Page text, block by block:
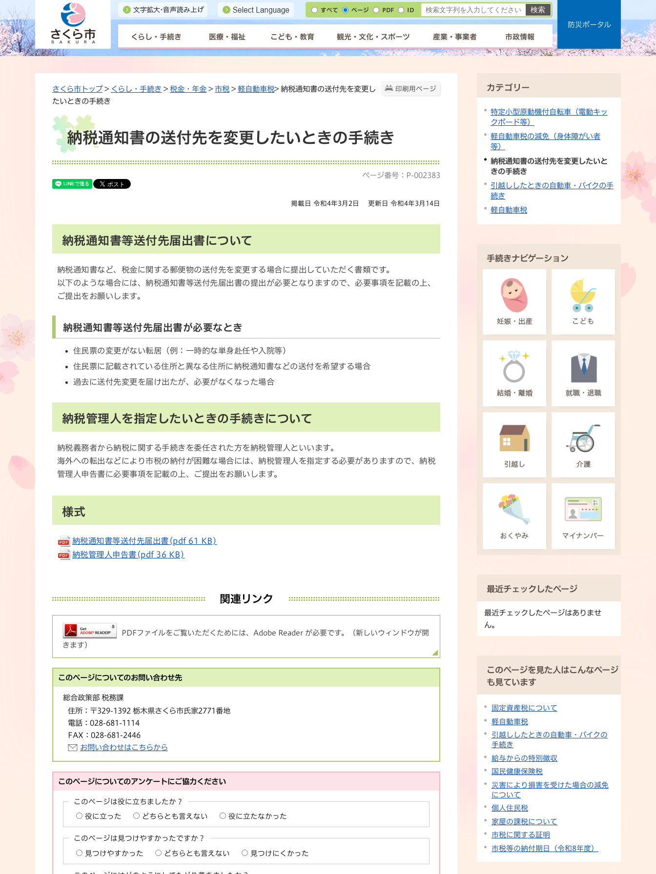
すべて ページ PDF ID
くらし・手続き 医療・福祉 こども・教育 観光・文化・スポーツ 産業・事業者 市政情報
防災ポータル
印刷用ページ
さくら市トップ> くらし・手続き > 税金・年金 > 市税 > 軽自動車税> 納税通知書の送付先を変更し
たいときの手続き
納税通知書の送付先を変更したいときの手続き
ページ番号：P-002383
掲載日 令和4年3月2日 更新日 令和4年3月14日
納税通知書等送付先届出書について
納税通知書など、税金に関する郵便物の送付先を変更する場合に提出していただく書類です。
以下のような場合には、納税通知書等送付先届出書の提出が必要となりますので、必要事項を記載の上、
ご提出をお願いします。
納税通知書等送付先届出書が必要なとき
住民票の変更がない転居（例：一時的な単身赴任や入院等）
住民票に記載されている住所と異なる住所に納税通知書などの送付を希望する場合
過去に送付先変更を届け出たが、必要がなくなった場合
納税管理人を指定したいときの手続きについて
納税義務者から納税に関する手続きを委任された方を納税管理人といいます。
海外への転出などにより市税の納付が困難な場合には、納税管理人を指定する必要がありますので、納税
管理人申告書に必要事項を記載の上、ご提出をお願いします。
様式
納税通知書等送付先届出書(pdf 61 KB)
納税管理人申告書(pdf 36 KB)
関連リンク
PDFファイルをご覧いただくためには、Adobe Reader が必要です。（新しいウィンドウが開
きます）
このページについてのお問い合わせ先
総合政策部 税務課
住所： 〒329-1392 栃木県さくら市氏家2771番地
電話： 028-681-1114
FAX： 028-681-2446
お問い合わせはこちらから
このページについてのアンケートにご協力ください
このページは役に立ちましたか？
役に立った どちらとも言えない 役に立たなかった
このページは見つけやすかったですか？
見つけやすかった どちらとも言えない 見つけにくかった
カテゴリー
特定小型原動機付自転車（電動キッ
クボード等）
軽自動車税の減免（身体障がい者
等）
納税通知書の送付先を変更したいと
きの手続き
引越ししたときの自動車・バイクの手
続き
軽自動車税
手続きナビゲーション
最近チェックしたページ
最近チェックしたページはありませ
ん。
このページを見た人はこんなページ
も見ています
固定資産税について
軽自動車税
引越ししたときの自動車・バイクの
手続き
給与からの特別徴収
国民健康保険税
災害により損害を受けた場合の減免
について
個人住民税
家屋の課税について
市税に関する証明
市税等の納付期日（令和8年度）